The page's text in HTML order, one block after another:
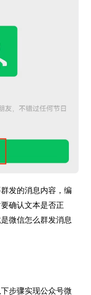
发的消息内容，编
确认文本是否正
微信怎么群发消息
下步骤实现公众号微